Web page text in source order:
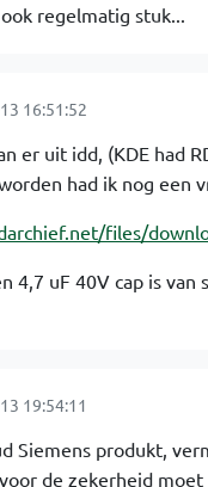
regelmatig stuk...
16:51:52
er uit idd, (KDE had
had ik nog een
files/
4,7 uF 40V cap is
19:54:11
Siemens produkt,
de zekerheid moet